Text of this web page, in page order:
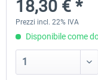
30,71 € *
18,30 € *
Prezzi incl. 22% IVA
Disponibile come